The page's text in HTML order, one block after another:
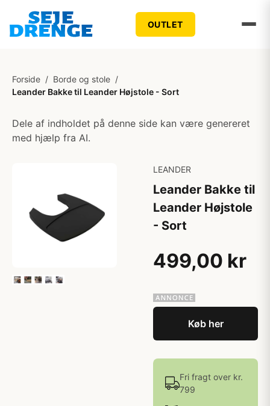
OUTLET
Forside / Borde og stole /
Leander Bakke til Leander Højstole - Sort
Dele af indholdet på denne side kan være genereret
med hjælp fra AI.
LEANDER
Leander Bakke til
Leander Højstole
- Sort
499,00 kr
Køb her
Fri fragt over kr.
799